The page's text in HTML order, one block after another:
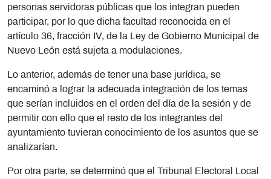
personas servidoras públicas que los integran pueden
participar, por lo que dicha facultad reconocida en el
artículo 36, fracción IV, de la Ley de Gobierno Municipal de
Nuevo León está sujeta a modulaciones.
Lo anterior, además de tener una base jurídica, se
encaminó a lograr la adecuada integración de los temas
que serían incluidos en el orden del día de la sesión y de
permitir con ello que el resto de los integrantes del
ayuntamiento tuvieran conocimiento de los asuntos que se
analizarían.
Por otra parte, se determinó que el Tribunal Electoral Local